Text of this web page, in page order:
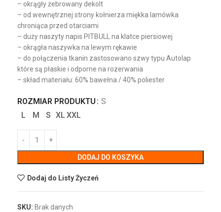
– okrągły żebrowany dekolt
– od wewnętrznej strony kołnierza miękka lamówka
chroniąca przed otarciami
– duży naszyty napis PITBULL na klatce piersiowej
– okrągła naszywka na lewym rękawie
– do połączenia tkanin zastosowano szwy typu Autolap
które są płaskie i odporne na rozerwania
– skład materiału: 60% bawełna / 40% poliester
ROZMIAR PRODUKTU
S
L
M S XL XXL
DODAJ DO KOSZYKA
Dodaj do Listy Życzeń
SKU: Brak danych